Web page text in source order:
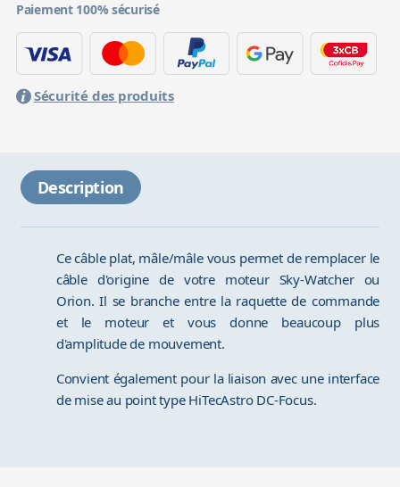
Paiement 100% sécurisé
Sécurité des produits
Description
Ce câble plat, mâle/mâle vous permet de remplacer le
câble d'origine de votre moteur Sky-Watcher ou
Orion. Il se branche entre la raquette de commande
et le moteur et vous donne beaucoup plus
d'amplitude de mouvement.
Convient également pour la liaison avec une interface
de mise au point type HiTecAstro DC-Focus.